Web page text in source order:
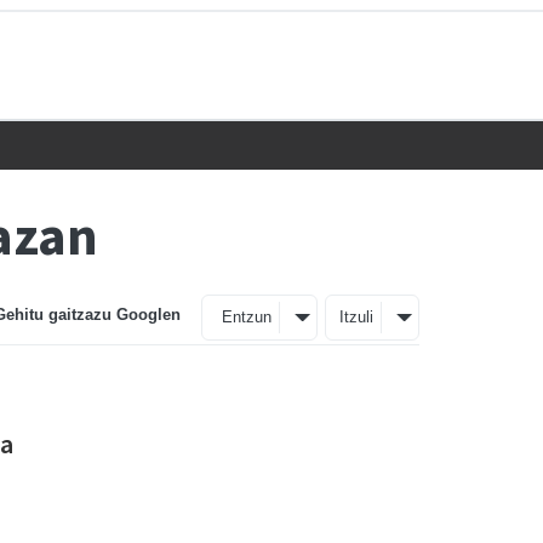
gaitzazu Googlen Entzun Itzuli